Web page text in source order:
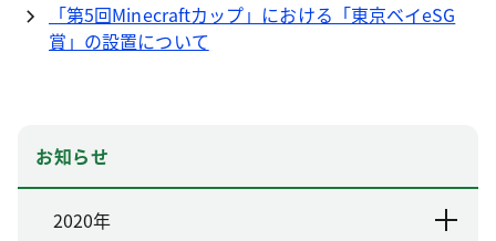
「第5回Minecraftカップ」における「東京ベイeSG
賞」の設置について
お知らせ
2020年